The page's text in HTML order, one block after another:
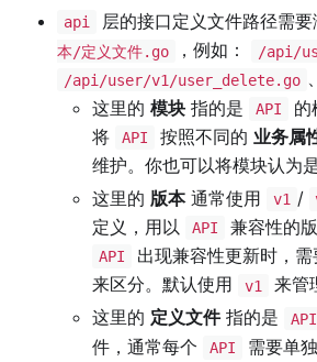
api 层的接口定义文件路径需要
本/定义文件.go
，例如： /api/
/api/user/v1/user_delete.go
这里的 模块 指的是 API
的
将
API 按照不同的 业务属
维护。你也可以将模块认为
这里的 版本通常使用 v1 /
定义，用以
API 兼容性的
API
出现兼容性更新时，
来区分。默认使用
v1
来管
这里的 定义文件指的是 API
件，通常每个
API 需要单